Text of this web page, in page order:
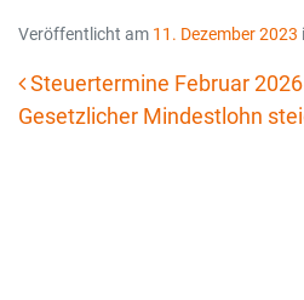
Veröffentlicht am 11. Dezember 2023
Beitrags-
Steuertermine Februar 2026
Gesetzlicher Mindestlohn